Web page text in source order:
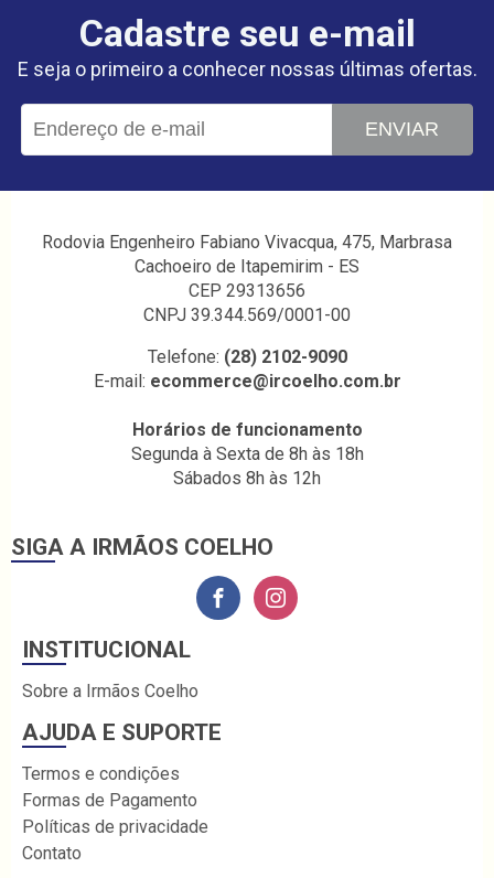
Cadastre seu e-mail
E seja o primeiro a conhecer nossas últimas ofertas.
ENVIAR
Rodovia Engenheiro Fabiano Vivacqua, 475, Marbrasa
Cachoeiro de Itapemirim - ES
CEP 29313656
CNPJ 39.344.569/0001-00
Telefone: (28) 2102-9090
E-mail: ecommerce@ircoelho.com.br
Horários de funcionamento
Segunda à Sexta de 8h às 18h
Sábados 8h às 12h
SIGA A IRMÃOS COELHO
INSTITUCIONAL
Sobre a Irmãos Coelho
AJUDA E SUPORTE
Termos e condições
Formas de Pagamento
Políticas de privacidade
Contato